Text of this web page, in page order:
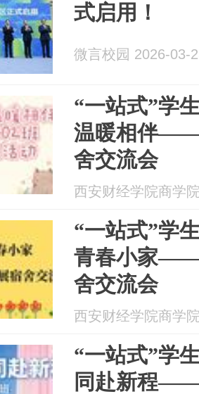
式启用！
微言校园 2026-03-
“一站式”学
温暖相伴——
舍交流会
西安财经学院商学
“一站式”学
青春小家——
舍交流会
西安财经学院商学
“一站式”学
同赴新程——